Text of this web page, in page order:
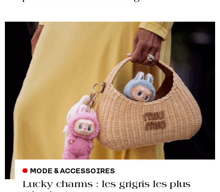
MODE & ACCESSOIRES
Lucky charms : les grigris les plus